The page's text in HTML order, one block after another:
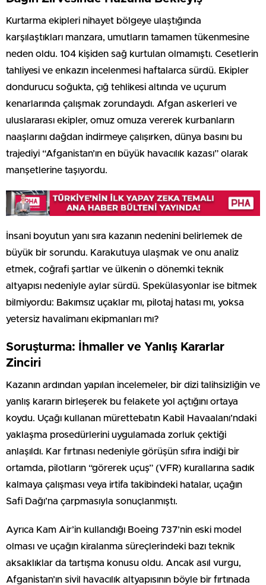
Kurtarma ekipleri nihayet bölgeye ulaştığında
karşılaştıkları manzara, umutların tamamen tükenmesine
neden oldu. 104 kişiden sağ kurtulan olmamıştı. Cesetlerin
tahliyesi ve enkazın incelenmesi haftalarca sürdü. Ekipler
dondurucu soğukta, çığ tehlikesi altında ve uçurum
kenarlarında çalışmak zorundaydı. Afgan askerleri ve
uluslararası ekipler, omuz omuza vererek kurbanların
naaşlarını dağdan indirmeye çalışırken, dünya basını bu
trajediyi “Afganistan’ın en büyük havacılık kazası” olarak
manşetlerine taşıyordu.
İnsani boyutun yanı sıra kazanın nedenini belirlemek de
büyük bir sorundu. Karakutuya ulaşmak ve onu analiz
etmek, coğrafi şartlar ve ülkenin o dönemki teknik
altyapısı nedeniyle aylar sürdü. Spekülasyonlar ise bitmek
bilmiyordu: Bakımsız uçaklar mı, pilotaj hatası mı, yoksa
yetersiz havalimanı ekipmanları mı?
Soruşturma: İhmaller ve Yanlış Kararlar
Zinciri
Kazanın ardından yapılan incelemeler, bir dizi talihsizliğin ve
yanlış kararın birleşerek bu felakete yol açtığını ortaya
koydu. Uçağı kullanan mürettebatın Kabil Havaalanı’ndaki
yaklaşma prosedürlerini uygulamada zorluk çektiği
anlaşıldı. Kar fırtınası nedeniyle görüşün sıfıra indiği bir
ortamda, pilotların “görerek uçuş” (VFR) kurallarına sadık
kalmaya çalışması veya irtifa takibindeki hatalar, uçağın
Safi Dağı’na çarpmasıyla sonuçlanmıştı.
Ayrıca Kam Air’in kullandığı Boeing 737’nin eski model
olması ve uçağın kiralanma süreçlerindeki bazı teknik
aksaklıklar da tartışma konusu oldu. Ancak asıl vurgu,
Afganistan’ın sivil havacılık altyapısının böyle bir fırtınada